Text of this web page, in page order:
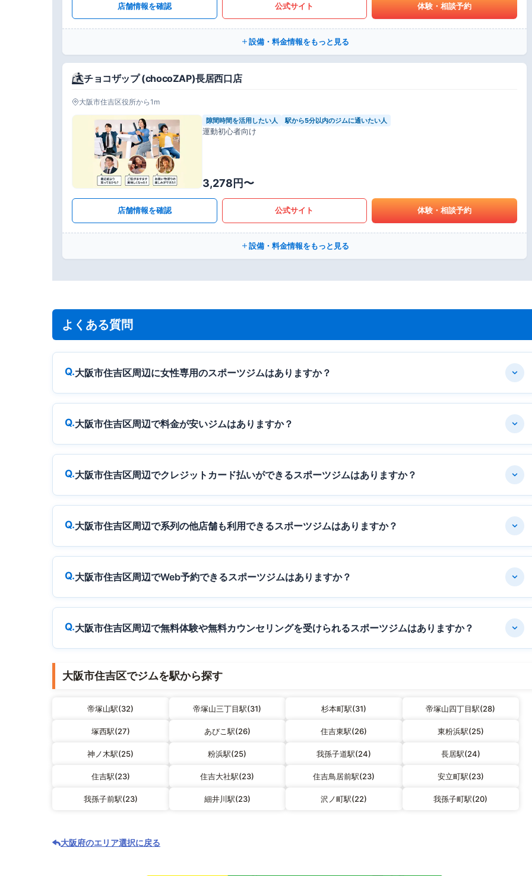
店舗情報を確認 公式サイト 体験・相談予約
設備・料金情報をもっと見る
チョコザップ (chocoZAP)長居西口店
大阪市住吉区役所から1m
隙間時間を活用したい人 駅から5分以内のジムに通いたい人
運動初心者向け
3,278円〜
店舗情報を確認 公式サイト 体験・相談予約
設備・料金情報をもっと見る
よくある質問
大阪市住吉区周辺に女性専用のスポーツジムはありますか？
大阪市住吉区周辺で料金が安いジムはありますか？
大阪市住吉区周辺でクレジットカード払いができるスポーツジムはありますか？
大阪市住吉区周辺で系列の他店舗も利用できるスポーツジムはありますか？
大阪市住吉区周辺でWeb予約できるスポーツジムはありますか？
大阪市住吉区周辺で無料体験や無料カウンセリングを受けられるスポーツジムはありますか？
大阪市住吉区でジムを駅から探す
帝塚山駅(32) 帝塚山三丁目駅(31) 杉本町駅(31) 帝塚山四丁目駅(28)
塚西駅(27) あびこ駅(26) 住吉東駅(26) 東粉浜駅(25)
神ノ木駅(25) 粉浜駅(25) 我孫子道駅(24) 長居駅(24)
住吉駅(23) 住吉大社駅(23) 住吉鳥居前駅(23) 安立町駅(23)
我孫子前駅(23) 細井川駅(23) 沢ノ町駅(22) 我孫子町駅(20)
大阪府のエリア選択に戻る